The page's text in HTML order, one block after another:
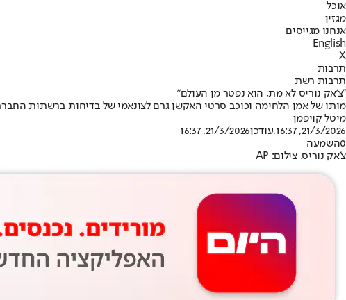
אוכל
מגזין
אנחנו מגייסים
English
X
תרבות
תרבות רשת
"צ'אק נוריס לא מת, הוא נפטר מן העולם"
מותו של אמן הלחימה וכוכב סרטי האקשן גרם לצונאמי של בדיחות ברשתות
מיטל קויפמן
21/3/2026, 16:37
,עודכן21/3/2026, 16:37
0השמעה
צ'אק נוריס. צילום: AP